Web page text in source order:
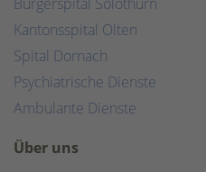
Kantonsspital Olten
Spital Dornach
Psychiatrische Dienste
Ambulante Dienste
Über uns